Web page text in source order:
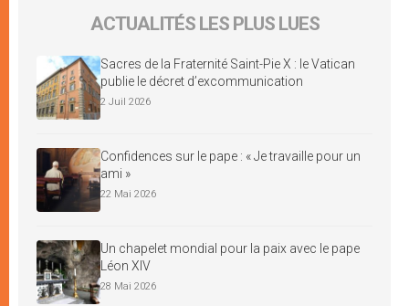
ACTUALITÉS LES PLUS LUES
Sacres de la Fraternité Saint-Pie X : le Vatican
publie le décret d’excommunication
2 Juil 2026
Confidences sur le pape : « Je travaille pour un
ami »
22 Mai 2026
Un chapelet mondial pour la paix avec le pape
Léon XIV
28 Mai 2026